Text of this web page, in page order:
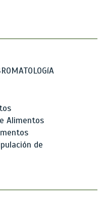
Alimentos
de